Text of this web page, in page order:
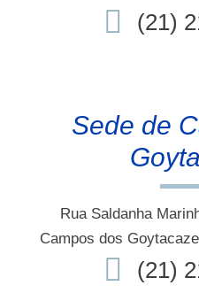
(21)
Sede de
Rua Saldanha
Campos dos
(21)